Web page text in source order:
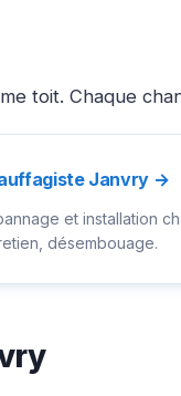
toit. Chaque
Janvry →
et installation
désembouage.